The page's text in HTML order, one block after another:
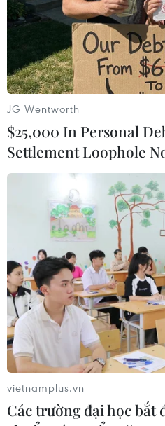
Mỹ lên án vụ xả
vong ở Đan Mạch
15/02/2015 04:39
Mỹ lên án vụ tấn công "tồi
mạng và 3 cảnh sát bị
của Đan Mạch vào ngày 14/
JG Wentworth
$25,000 In Personal
Settlement Loophole
vietnamplus.vn
Các trường đại học bắt